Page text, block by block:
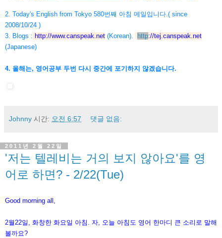
2. Today's English from Tokyo 580번째 아침 메일입니다.( since
2008/10/24 )
3. Blogs : http://www.canspeak.net (Korean). http://tej.canspeak.net
(Japanese)
4. 올해는, 영어공부 두번 다시 중간에 포기하지 않겠습니다.
Johnny 시간: 오전 6:57 댓글 없음:
2011년 2월 22일
'저는 텔레비는 거의 보지 않아요'를 영
어로 하면? - 2/22(Tue)
Good morning all,
2월22일, 화창한 화요일 아침. 자, 오늘 아침도 영어 한마디 큰 소리로 말해
볼까요?